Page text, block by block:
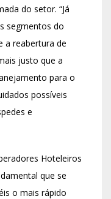
do setor. “Já
segmentos do
a reabertura de
justo que a
para o
possíveis
e
Hoteleiros
que se
o mais rápido